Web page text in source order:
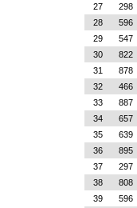
27
298
28
596
29
547
30
822
31
878
32
466
33
887
34
657
35
639
36
895
37
297
38
808
39
596